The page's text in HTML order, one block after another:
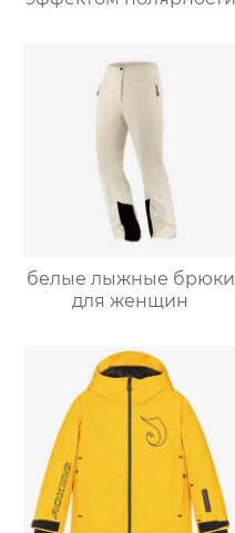
белые лыжные брюки
для женщин